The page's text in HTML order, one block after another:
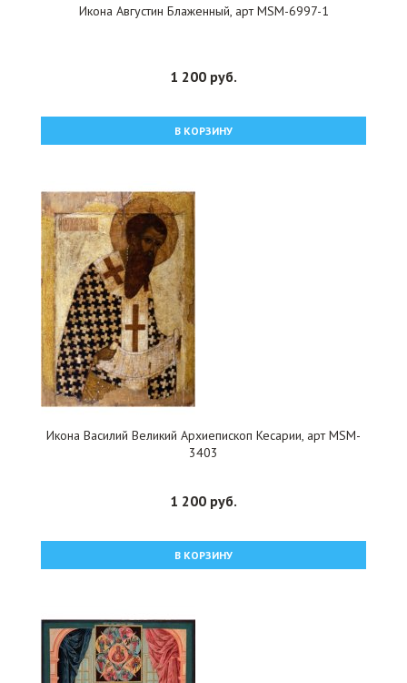
Икона Августин Блаженный, арт MSM-6997-1
1 200 руб.
В КОРЗИНУ
Икона Василий Великий Архиепископ Кесарии, арт MSM-
3403
1 200 руб.
В КОРЗИНУ